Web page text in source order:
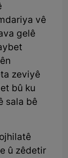
vê
gelê
zeviyê
bû ku
sala bê
û zêdetir